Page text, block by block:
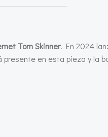
Tom Skinner. En 2024
presente en esta pieza y la